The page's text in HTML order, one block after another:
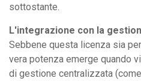
sottostante.
L'integrazione con la
Sebbene questa licenza sia
vera potenza emerge quando
di gestione centralizzata (come